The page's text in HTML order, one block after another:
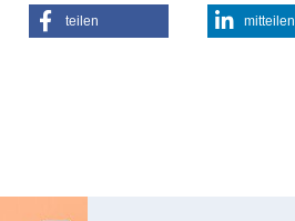
teilen mitteilen